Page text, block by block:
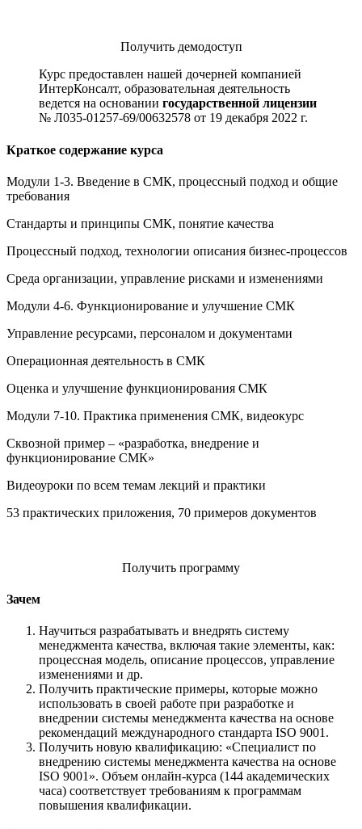
Получить демодоступ
Курс предоставлен нашей дочерней компанией
ИнтерКонсалт, образовательная деятельность
ведется на основании государственной лицензии
№ Л035-01257-69/00632578 от 19 декабря 2022 г.
Краткое содержание курса
Модули 1-3. Введение в СМК, процессный подход и общие
требования
Стандарты и принципы СМК, понятие качества
Процессный подход, технологии описания бизнес-процессов
Среда организации, управление рисками и изменениями
Модули 4-6. Функционирование и улучшение СМК
Управление ресурсами, персоналом и документами
Операционная деятельность в СМК
Оценка и улучшение функционирования СМК
Модули 7-10. Практика применения СМК, видеокурс
Сквозной пример – «разработка, внедрение и
функционирование СМК»
Видеоуроки по всем темам лекций и практики
53 практических приложения, 70 примеров документов
Получить программу
Зачем
Научиться разрабатывать и внедрять систему
менеджмента качества, включая такие элементы, как:
процессная модель, описание процессов, управление
изменениями и др.
Получить практические примеры, которые можно
использовать в своей работе при разработке и
внедрении системы менеджмента качества на основе
рекомендаций международного стандарта ISO 9001.
Получить новую квалификацию: «Специалист по
внедрению системы менеджмента качества на основе
ISO 9001». Объем онлайн-курса (144 академических
часа) соответствует требованиям к программам
повышения квалификации.